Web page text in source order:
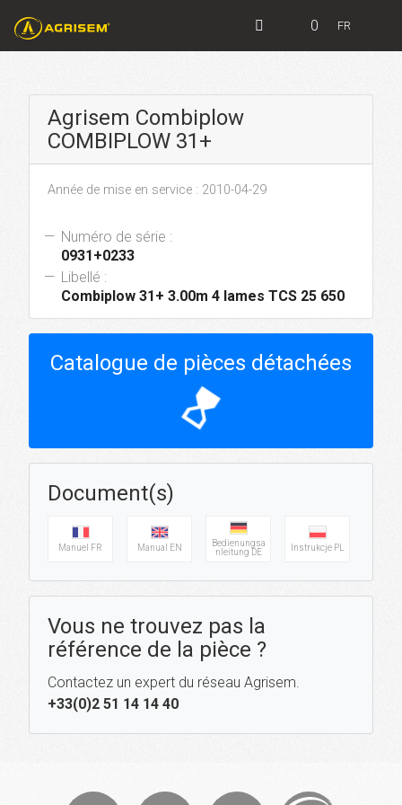
0 FR
Agrisem Combiplow
COMBIPLOW 31+
Année de mise en service : 2010-04-29
Numéro de série :
0931+0233
Libellé :
Combiplow 31+ 3.00m 4 lames TCS 25 650
Catalogue de pièces détachées
hourglass_top
Document(s)
Manuel FR Manual EN
Bedienungsa
nleitung DE
Instrukcje PL
Vous ne trouvez pas la
référence de la pièce ?
Contactez un expert du réseau Agrisem.
+33(0)2 51 14 14 40